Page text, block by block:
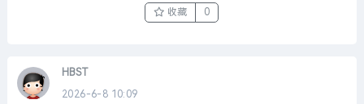
收藏 0
HBST
2026-6-8 10:09